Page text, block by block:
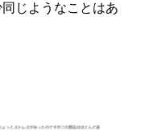
じようなことはあ